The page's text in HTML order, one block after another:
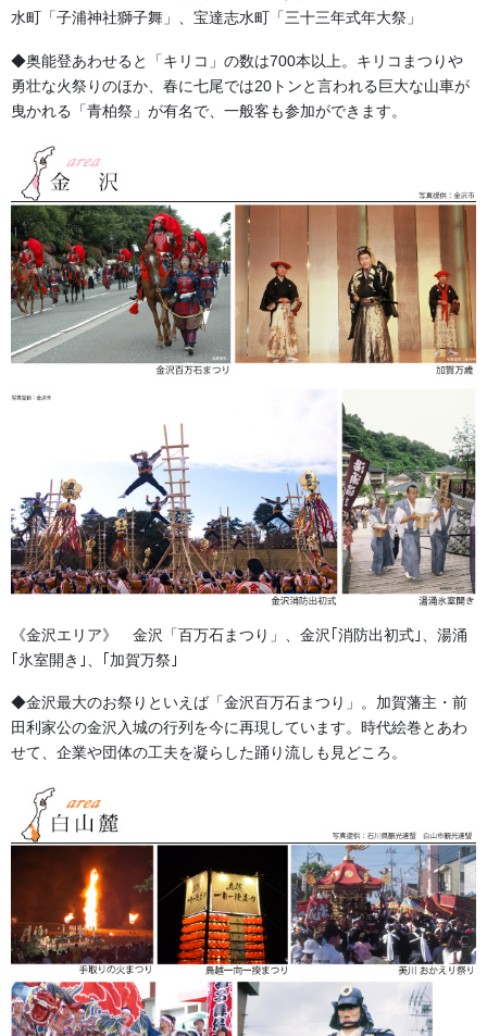
金沢・祭りの森佐
お祭り衣装・お祭り用品のご相談は金沢・森佐へお気軽にお問
い合わせください。
営業時間 10:00-18:00 〒920-0061金沢市問屋町2丁目85
(FAX076-237-7150)
人形の森佐は12月〜4月末まで土曜、日曜も営業。
お問い合わせ
カテゴリー お祭備品と豆知識
提灯 祭
小型提灯
2022/08/02
獅子舞・衣裳・別仕立・小物
次の記事
天狗の木製面
2022/10/28
水町「子浦神社獅子舞」、宝達志水町「三十三年式年大祭」
◆奥能登あわせると「キリコ」の数は700本以上。キリコまつりや
勇壮な火祭りのほか、春に七尾では20トンと言われる巨大な山車が
曳かれる「青柏祭」が有名で、一般客も参加ができます。
《金沢エリア》 金沢「百万石まつり」、金沢｢消防出初式｣、湯涌
｢氷室開き｣、｢加賀万祭｣
◆金沢最大のお祭りといえば「金沢百万石まつり」。加賀藩主・前
田利家公の金沢入城の行列を今に再現しています。時代絵巻とあわ
せて、企業や団体の工夫を凝らした踊り流しも見どころ。